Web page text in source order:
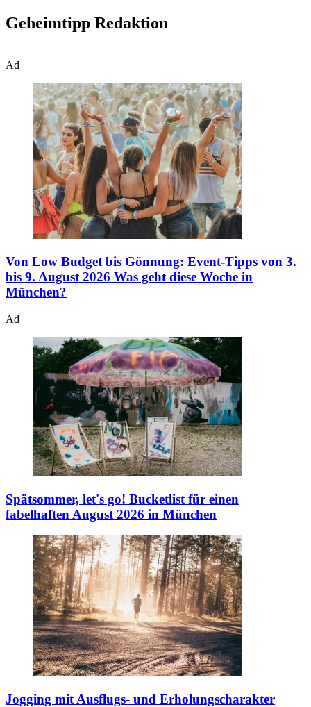
Geheimtipp Redaktion
Ad
Von Low Budget bis Gönnung: Event-Tipps von 3.
bis 9. August 2026 Was geht diese Woche in
München?
Ad
Spätsommer, let's go! Bucketlist für einen
fabelhaften August 2026 in München
Jogging mit Ausflugs- und Erholungscharakter